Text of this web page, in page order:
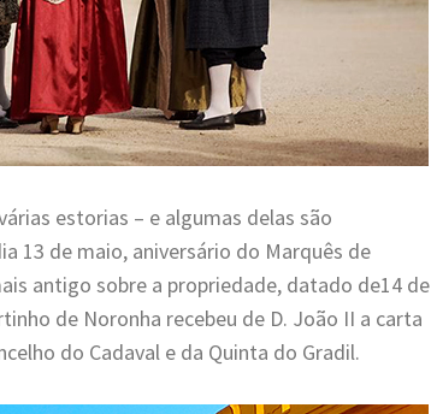
estorias – e algumas delas são
13 de maio, aniversário do Marquês de
antigo sobre a propriedade, datado de14 de
de Noronha recebeu de D. João II a carta
do Cadaval e da Quinta do Gradil.